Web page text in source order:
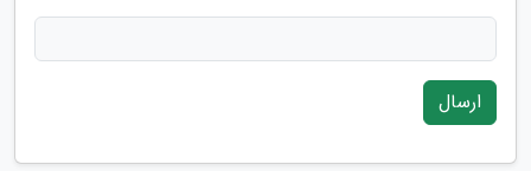
ارسال